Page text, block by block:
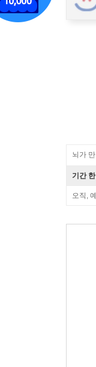
뇌가
기간
오직,